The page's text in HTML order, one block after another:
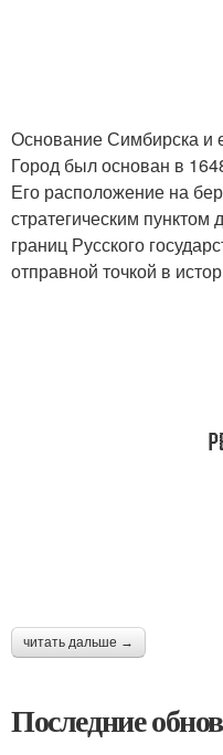
Основание Симбирска и
Город был основан в
Его расположение на
стратегическим
границ Русского
отправной точкой в
читать дальше →
Последние